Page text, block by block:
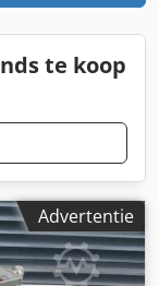
te koop
Advertentie